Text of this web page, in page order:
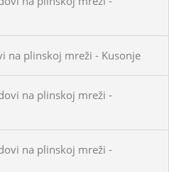
na plinskoj mreži - Kusonje
na plinskoj mreži -
na plinskoj mreži -